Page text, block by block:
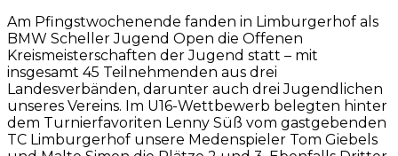
Am Pfingstwochenende fanden in Limburgerhof als
BMW Scheller Jugend Open die Offenen
Kreismeisterschaften der Jugend statt – mit
insgesamt 45 Teilnehmenden aus drei
Landesverbänden, darunter auch drei Jugendlichen
unseres Vereins. Im U16-Wettbewerb belegten hinter
dem Turnierfavoriten Lenny Süß vom gastgebenden
TC Limburgerhof unsere Medenspieler Tom Giebels